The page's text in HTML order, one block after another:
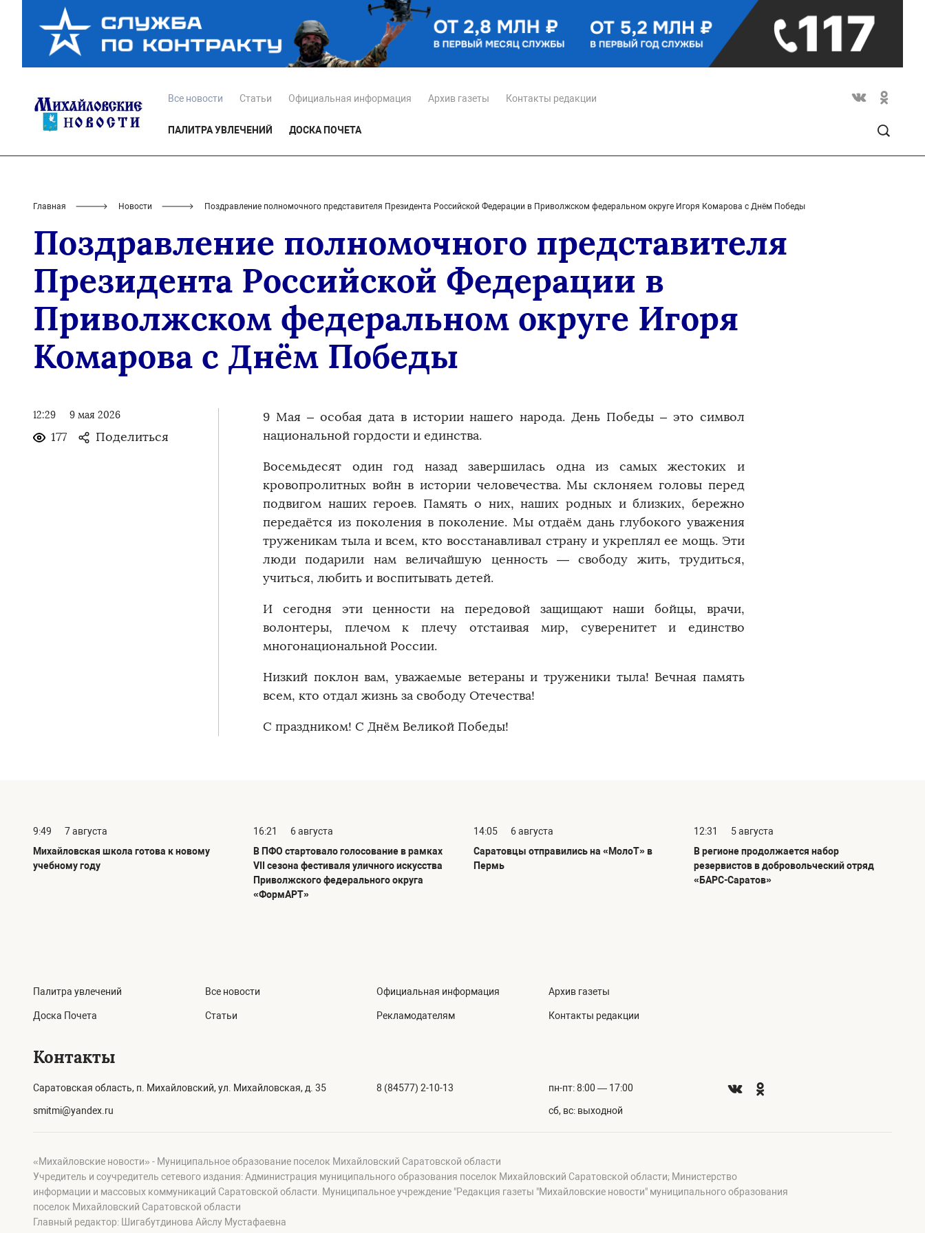
Все новости Статьи Официальная информация Архив газеты Контакты редакции
ПАЛИТРА УВЛЕЧЕНИЙ ДОСКА ПОЧЕТА
Главная Новости Поздравление полномочного представителя Президента Российской Федерации в Приволжском федеральном округе Игоря Комарова с Днём Победы
Поздравление полномочного представителя
Президента Российской Федерации в
Приволжском федеральном округе Игоря
Комарова с Днём Победы
12:29 9 мая 2026
177 Поделиться
9 Мая – особая дата в истории нашего народа. День Победы – это символ
национальной гордости и единства.
Восемьдесят один год назад завершилась одна из самых жестоких и
кровопролитных войн в истории человечества. Мы склоняем головы перед
подвигом наших героев. Память о них, наших родных и близких, бережно
передаётся из поколения в поколение. Мы отдаём дань глубокого уважения
труженикам тыла и всем, кто восстанавливал страну и укреплял ее мощь. Эти
люди подарили нам величайшую ценность — свободу жить, трудиться,
учиться, любить и воспитывать детей.
И сегодня эти ценности на передовой защищают наши бойцы, врачи,
волонтеры, плечом к плечу отстаивая мир, суверенитет и единство
многонациональной России.
Низкий поклон вам, уважаемые ветераны и труженики тыла! Вечная память
всем, кто отдал жизнь за свободу Отечества!
С праздником! С Днём Великой Победы!
9:49
7 августа
Михайловская школа готова к новому
учебному году
16:21
6 августа
В ПФО стартовало голосование в рамках
VII сезона фестиваля уличного искусства
Приволжского федерального округа
«ФормАРТ»
14:05
6 августа
Саратовцы отправились на «МолоТ» в
Пермь
12:31
5 августа
В регионе продолжается набор
резервистов в добровольческий отряд
«БАРС-Саратов»
Палитра увлечений
Доска Почета
Все новости
Статьи
Официальная информация
Рекламодателям
Архив газеты
Контакты редакции
Контакты
Саратовская область, п. Михайловский, ул. Михайловская, д. 35
smitmi@yandex.ru
8 (84577) 2-10-13 пн-пт: 8:00 — 17:00
сб, вс: выходной
«Михайловские новости» - Муниципальное образование поселок Михайловский Саратовской области
Учредитель и соучредитель сетевого издания: Администрация муниципального образования поселок Михайловский Саратовской области; Министерство
информации и массовых коммуникаций Саратовской области. Муниципальное учреждение "Редакция газеты "Михайловские новости" муниципального образования
поселок Михайловский Саратовской области
Главный редактор: Шигабутдинова Айслу Мустафаевна